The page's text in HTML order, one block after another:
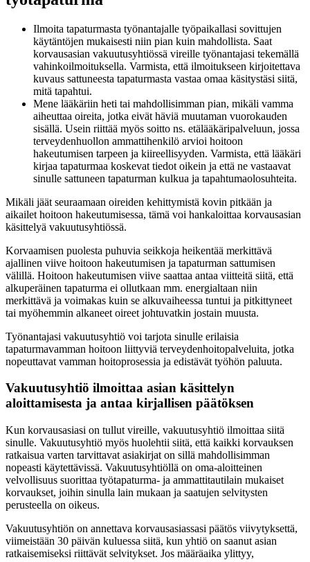
Ilmoita tapaturmasta työnantajalle työpaikallasi sovittujen
käytäntöjen mukaisesti niin pian kuin mahdollista. Saat
korvausasian vakuutusyhtiössä vireille työnantajasi tekemällä
vahinkoilmoituksella. Varmista, että ilmoitukseen kirjoitettava
kuvaus sattuneesta tapaturmasta vastaa omaa käsitystäsi siitä,
mitä tapahtui.
Mene lääkäriin heti tai mahdollisimman pian, mikäli vamma
aiheuttaa oireita, jotka eivät häviä muutaman vuorokauden
sisällä. Usein riittää myös soitto ns. etälääkäripalveluun, jossa
terveydenhuollon ammattihenkilö arvioi hoitoon
hakeutumisen tarpeen ja kiireellisyyden. Varmista, että lääkäri
kirjaa tapaturmaa koskevat tiedot oikein ja että ne vastaavat
sinulle sattuneen tapaturman kulkua ja tapahtumaolosuhteita.
Mikäli jäät seuraamaan oireiden kehittymistä kovin pitkään ja
aikailet hoitoon hakeutumisessa, tämä voi hankaloittaa korvausasian
käsittelyä vakuutusyhtiössä.
Korvaamisen puolesta puhuvia seikkoja heikentää merkittävä
ajallinen viive hoitoon hakeutumisen ja tapaturman sattumisen
välillä. Hoitoon hakeutumisen viive saattaa antaa viitteitä siitä, että
alkuperäinen tapaturma ei ollutkaan mm. energialtaan niin
merkittävä ja voimakas kuin se alkuvaiheessa tuntui ja pitkittyneet
tai myöhemmin alkaneet oireet johtuvatkin jostain muusta.
Työnantajasi vakuutusyhtiö voi tarjota sinulle erilaisia
tapaturmavamman hoitoon liittyviä terveydenhoitopalveluita, jotka
nopeuttavat vamman hoitoprosessia ja edistävät työhön paluuta.
Vakuutusyhtiö ilmoittaa asian käsittelyn
aloittamisesta ja antaa kirjallisen päätöksen
Kun korvausasiasi on tullut vireille, vakuutusyhtiö ilmoittaa siitä
sinulle. Vakuutusyhtiö myös huolehtii siitä, että kaikki korvauksen
ratkaisua varten tarvittavat asiakirjat on sillä mahdollisimman
nopeasti käytettävissä. Vakuutusyhtiöllä on oma-aloitteinen
velvollisuus suorittaa työtapaturma- ja ammattitautilain mukaiset
korvaukset, joihin sinulla lain mukaan ja saatujen selvitysten
perusteella on oikeus.
Vakuutusyhtiön on annettava korvausasiassasi päätös viivytyksettä,
viimeistään 30 päivän kuluessa siitä, kun yhtiö on saanut asian
ratkaisemiseksi riittävät selvitykset. Jos määräaika ylittyy,